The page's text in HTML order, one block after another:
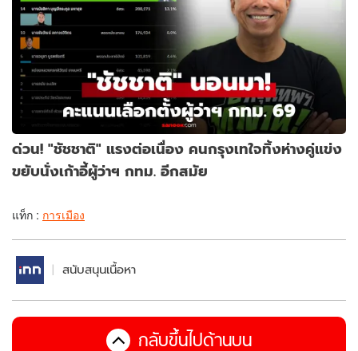
ด่วน! "ชัชชาติ" แรงต่อเนื่อง คนกรุงเทใจทิ้งห่างคู่แข่ง
ขยับนั่งเก้าอี้ผู้ว่าฯ กทม. อีกสมัย
แท็ก : การเมือง
สนับสนุนเนื้อหา
กลับขึ้นไปด้านบน